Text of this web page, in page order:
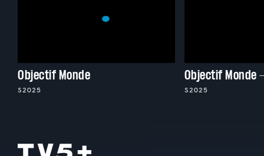
Objectif Monde
S2025
Objectif Monde
S2025